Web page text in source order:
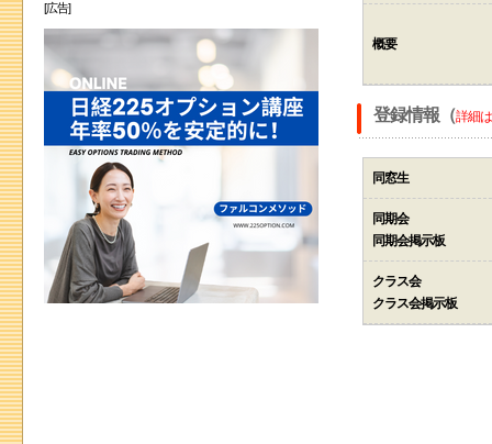
概要
登録情報（詳細
同窓生
同期会
同期会掲示板
クラス会
クラス会掲示板
[広告]